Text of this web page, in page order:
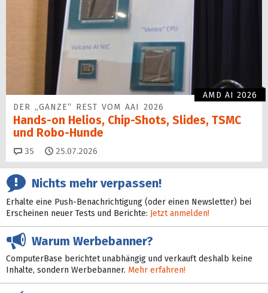
AMD AI 2026
DER „GANZE“ REST VOM AAI 2026
Hands-on Helios, Chip-Shots, Slides, TSMC
und Robo-Hunde
35 Kommentare
25.07.2026
Nichts mehr verpassen!
Erhalte eine Push-Benachrichtigung (oder einen Newsletter) bei
Erscheinen neuer Tests und Berichte: Jetzt anmelden!
Warum Werbebanner?
ComputerBase berichtet unabhängig und verkauft deshalb keine
Inhalte, sondern Werbebanner. Mehr erfahren!